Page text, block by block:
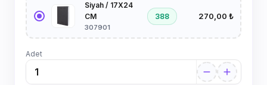
Siyah / 17X24
CM
307901
388 270,00 ₺
Adet